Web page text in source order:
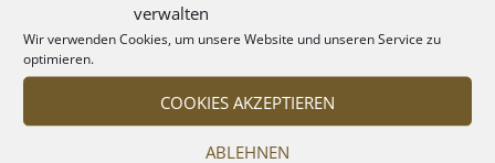
verwalten
Wir verwenden Cookies, um unsere Website und unseren Service zu
optimieren.
COOKIES AKZEPTIEREN
ABLEHNEN